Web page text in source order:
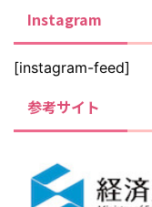
Instagram
[instagram-feed]
参考サイト